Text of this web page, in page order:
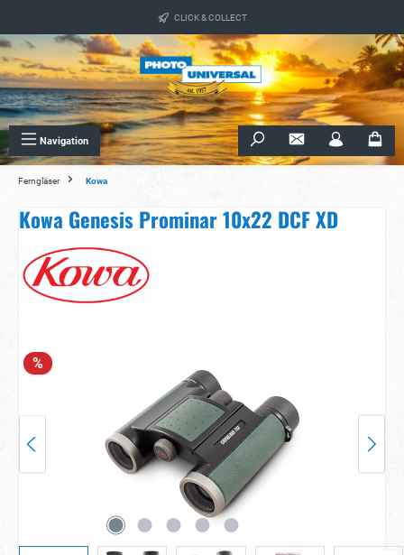
CLICK & COLLECT
Navigation
Ferngläser Kowa
Kowa Genesis Prominar 10x22 DCF XD
%